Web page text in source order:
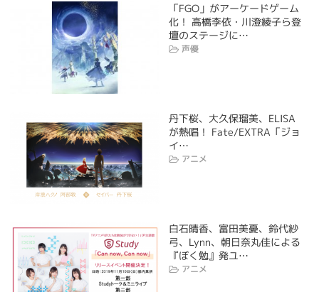
「FGO」がアーケードゲーム
化！ 高橋李依・川澄綾子ら登
壇のステージに…
声優
丹下桜、大久保瑠美、ELISA
が熱唱！ Fate/EXTRA「ジョ
イ…
アニメ
白石晴香、富田美憂、鈴代紗
弓、Lynn、朝日奈丸佳による
『ぼく勉』発ユ…
アニメ